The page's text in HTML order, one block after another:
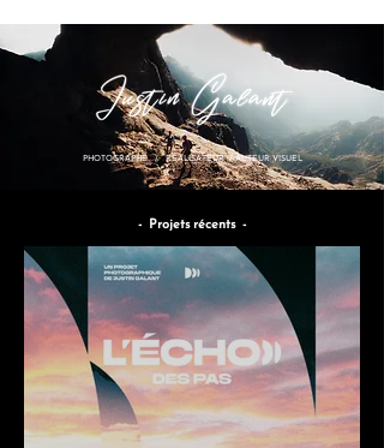
PHOTOGRAPHE / RÉALISATEUR / AUTEUR VISUEL
- Projets récents -